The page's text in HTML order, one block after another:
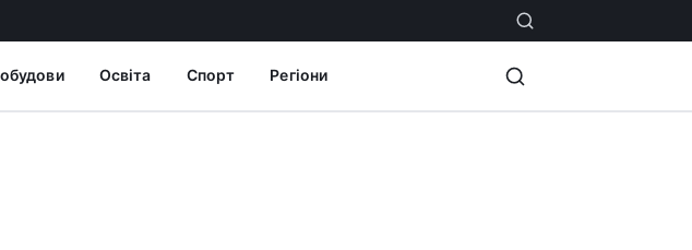
Освіта Спорт Регіони